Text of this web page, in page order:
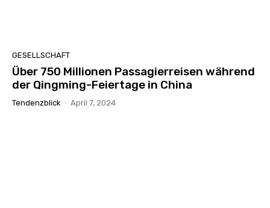
GESELLSCHAFT
Über 750 Millionen Passagierreisen während
der Qingming-Feiertage in China
Tendenzblick - April 7, 2024